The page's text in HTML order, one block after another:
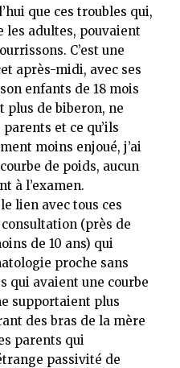
que ces troubles qui,
les adultes, pouvaient
C’est une
après-midi, avec ses
enfants de 18 mois
plus de biberon, ne
et ce qu’ils
moins enjoué, j’ai
de poids, aucun
à l’examen.
lien avec tous ces
(près de
de 10 ans) qui
proche sans
qui avaient une courbe
supportaient plus
des bras de la mère
parents qui
passivité de